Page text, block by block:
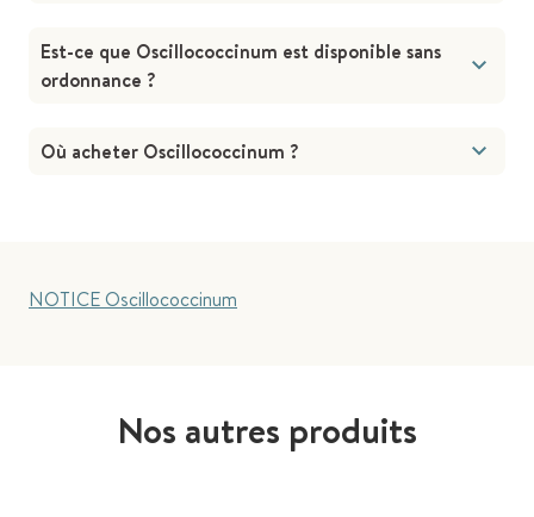
Est-ce que Oscillococcinum est disponible sans
ordonnance ?
Où acheter Oscillococcinum ?
NOTICE Oscillococcinum
Nos autres produits